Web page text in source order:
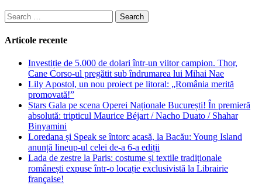
Search
for:
Articole recente
Investiție de 5.000 de dolari într-un viitor campion. Thor,
Cane Corso-ul pregătit sub îndrumarea lui Mihai Nae
Lily Apostol, un nou proiect pe litoral: „România merită
promovată!”
Stars Gala pe scena Operei Naționale București! În premieră
absolută: tripticul Maurice Béjart / Nacho Duato / Shahar
Binyamini
Loredana și Speak se întorc acasă, la Bacău: Young Island
anunță lineup-ul celei de-a 6-a ediții
Lada de zestre la Paris: costume și textile tradiționale
românești expuse într-o locație exclusivistă la Librairie
française!